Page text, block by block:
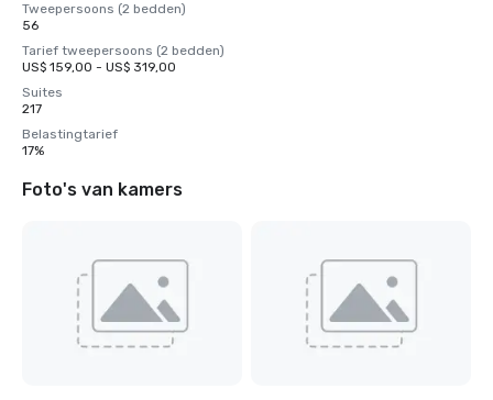
Tweepersoons (2 bedden)
56
Tarief tweepersoons (2 bedden)
US$ 159,00 - US$ 319,00
Suites
217
Belastingtarief
17%
Foto's van kamers